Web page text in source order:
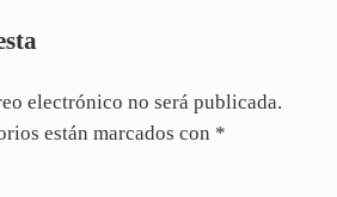
electrónico no será publicada.
están marcados con *